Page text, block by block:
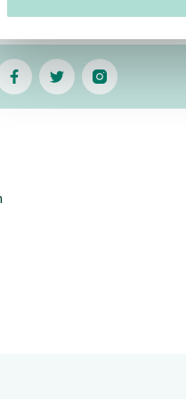
(Let op uitgaande link)
facebook(Let op uitgaande
twitter(Let op
instagram